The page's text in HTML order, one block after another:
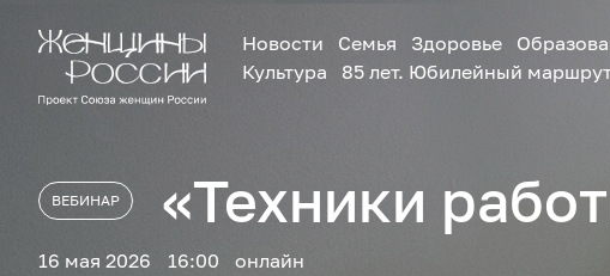
Новости Семья Здоровье
Культура
85 лет. Юбилейный
ВЕБИНАР «Техники
16 мая 2026 16:00 онлайн